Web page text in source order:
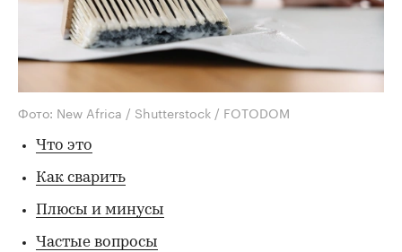
Фото: New Africa / Shutterstock / FOTODOM
Что это
Как сварить
Плюсы и минусы
Частые вопросы